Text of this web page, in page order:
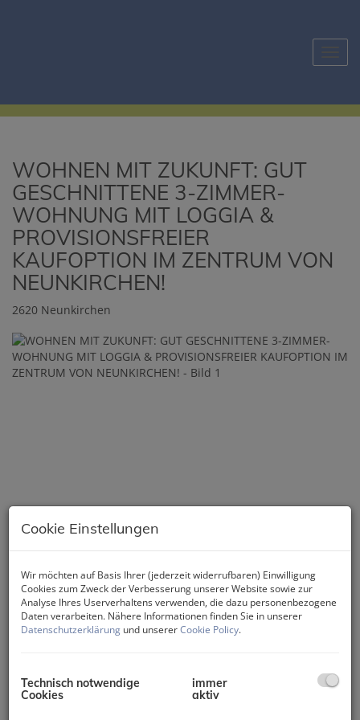
WOHNEN MIT ZUKUNFT: GUT
GESCHNITTENE 3-ZIMMER-
WOHNUNG MIT LOGGIA &
PROVISIONSFREIER
KAUFOPTION IM ZENTRUM VON
NEUNKIRCHEN!
2620 Neunkirchen
Cookie Einstellungen
Wir möchten auf Basis Ihrer (jederzeit widerrufbaren) Einwilligung
Cookies zum Zweck der Verbesserung unserer Website sowie zur
Analyse Ihres Userverhaltens verwenden, die dazu personenbezogene
Daten verarbeiten. Nähere Informationen finden Sie in unserer
Datenschutzerklärung und unsererCookie Policy.
Technisch notwendige
Cookies
immer
aktiv